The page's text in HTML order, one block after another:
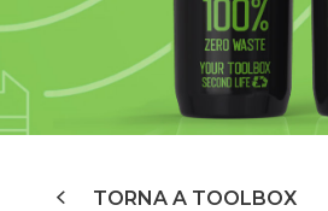
TORNA A TOOLBOX